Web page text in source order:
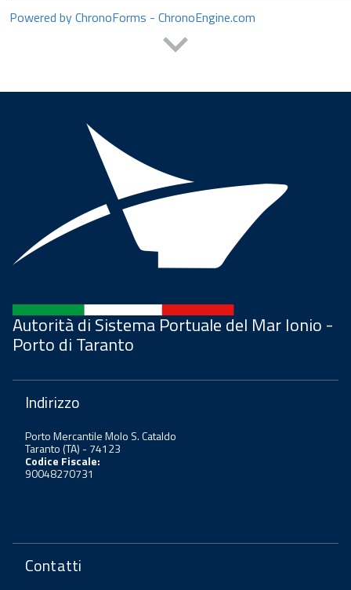
Powered by ChronoForms - ChronoEngine.com
Autorità di Sistema Portuale del Mar Ionio -
Porto di Taranto
Indirizzo
Porto Mercantile Molo S. Cataldo
Taranto (TA) - 74123
Codice Fiscale:
90048270731
Contatti